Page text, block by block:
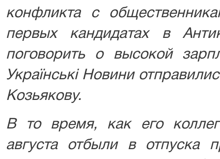
конфликта с
первых кандидатах в
поговорить о высокой
Українські Новини
Козьякову.
В то время, как его
августа отбыли в отпуска